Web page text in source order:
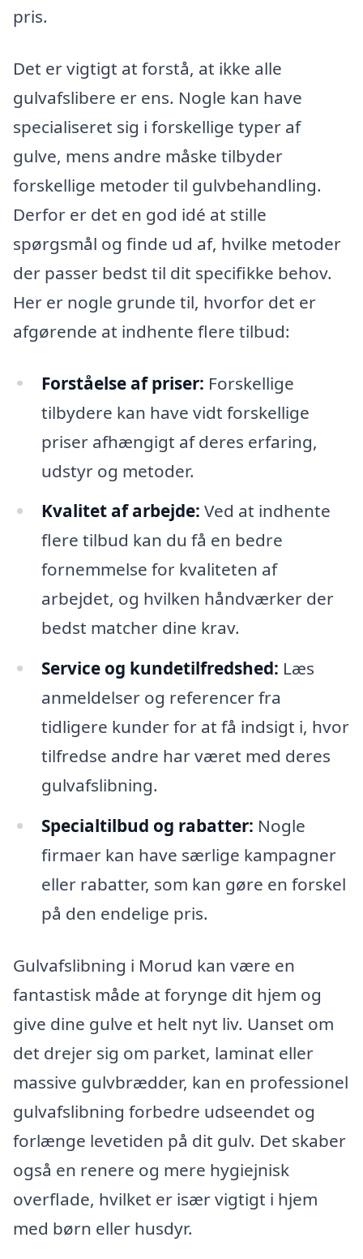
pris.
Det er vigtigt at forstå, at ikke alle
gulvafslibere er ens. Nogle kan have
specialiseret sig i forskellige typer af
gulve, mens andre måske tilbyder
forskellige metoder til gulvbehandling.
Derfor er det en god idé at stille
spørgsmål og finde ud af, hvilke metoder
der passer bedst til dit specifikke behov.
Her er nogle grunde til, hvorfor det er
afgørende at indhente flere tilbud:
Forståelse af priser: Forskellige
tilbydere kan have vidt forskellige
priser afhængigt af deres erfaring,
udstyr og metoder.
Kvalitet af arbejde: Ved at indhente
flere tilbud kan du få en bedre
fornemmelse for kvaliteten af
arbejdet, og hvilken håndværker der
bedst matcher dine krav.
Service og kundetilfredshed: Læs
anmeldelser og referencer fra
tidligere kunder for at få indsigt i, hvor
tilfredse andre har været med deres
gulvafslibning.
Specialtilbud og rabatter: Nogle
firmaer kan have særlige kampagner
eller rabatter, som kan gøre en forskel
på den endelige pris.
Gulvafslibning i Morud kan være en
fantastisk måde at forynge dit hjem og
give dine gulve et helt nyt liv. Uanset om
det drejer sig om parket, laminat eller
massive gulvbrædder, kan en professionel
gulvafslibning forbedre udseendet og
forlænge levetiden på dit gulv. Det skaber
også en renere og mere hygiejnisk
overflade, hvilket er især vigtigt i hjem
med børn eller husdyr.